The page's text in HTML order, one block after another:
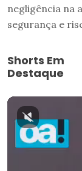
negligência na
segurança e
Shorts Em
Destaque